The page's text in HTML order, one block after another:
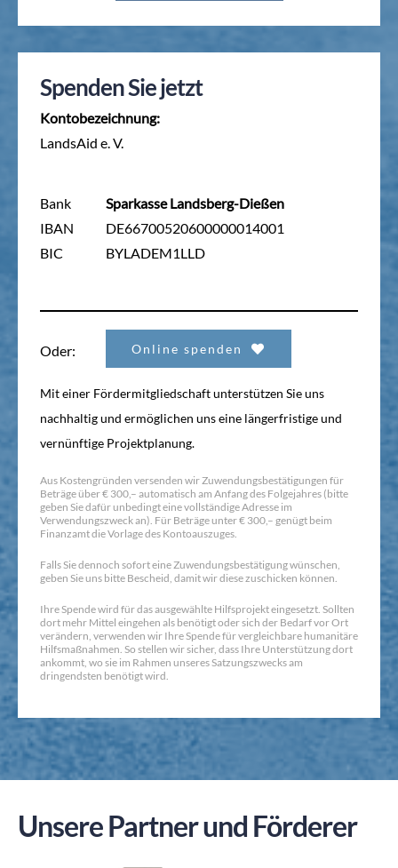
Spenden Sie jetzt
Kontobezeichnung:
LandsAid e. V.
Bank
IBAN
BIC
Sparkasse Landsberg-Dießen
DE66700520600000014001
BYLADEM1LLD
Oder: Online spenden
Mit einer Fördermitgliedschaft unterstützen Sie uns
nachhaltig und ermöglichen uns eine längerfristige und
vernünftige Projektplanung.
Aus Kostengründen versenden wir Zuwendungsbestätigungen für
Beträge über € 300,– automatisch am Anfang des Folgejahres (bitte
geben Sie dafür unbedingt eine vollständige Adresse im
Verwendungszweck an). Für Beträge unter € 300,– genügt beim
Finanzamt die Vorlage des Kontoauszuges.
Falls Sie dennoch sofort eine Zuwendungsbestätigung wünschen,
geben Sie uns bitte Bescheid, damit wir diese zuschicken können.
Ihre Spende wird für das ausgewählte Hilfsprojekt eingesetzt. Sollten
dort mehr Mittel eingehen als benötigt oder sich der Bedarf vor Ort
verändern, verwenden wir Ihre Spende für vergleichbare humanitäre
Hilfsmaßnahmen. So stellen wir sicher, dass Ihre Unterstützung dort
ankommt, wo sie im Rahmen unseres Satzungszwecks am
dringendsten benötigt wird.
Unsere Partner und Förderer